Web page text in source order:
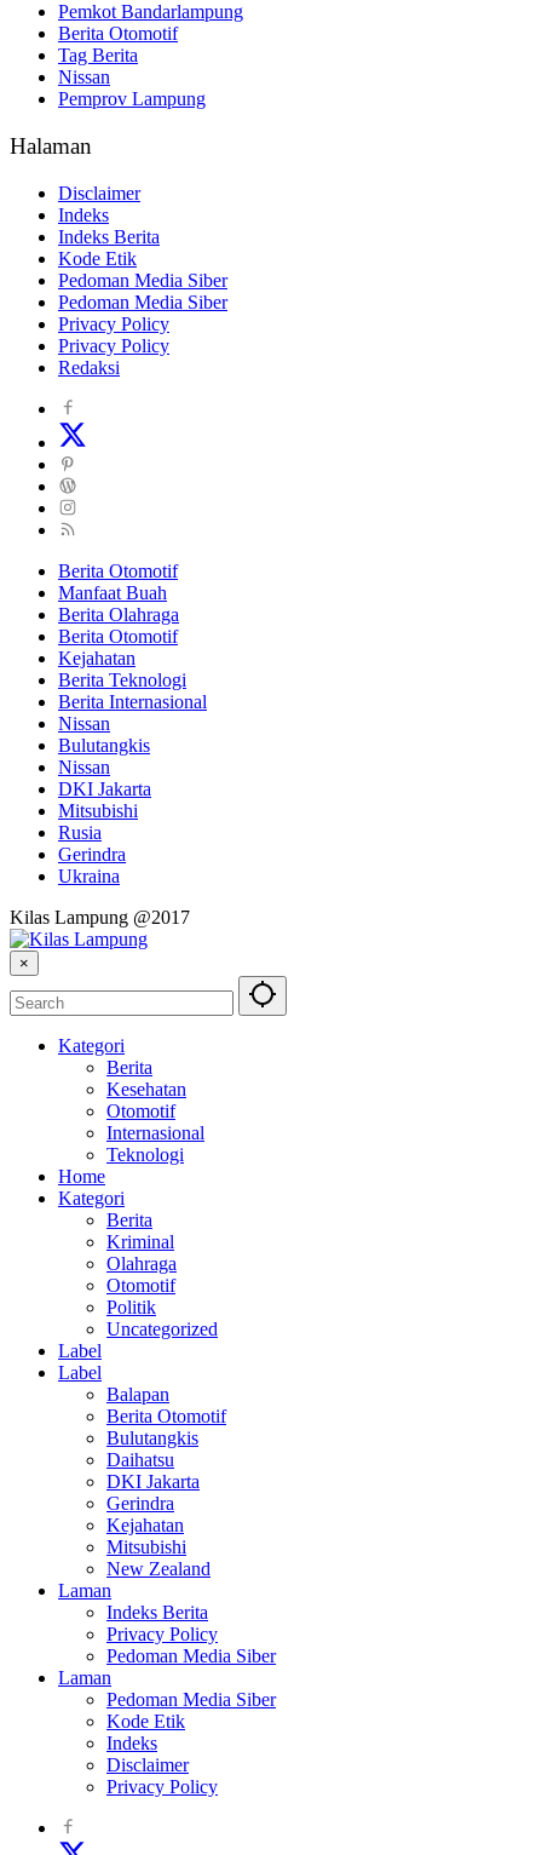
Pemkot Bandarlampung
Berita Otomotif
Tag Berita
Nissan
Pemprov Lampung
Halaman
Disclaimer
Indeks
Indeks Berita
Kode Etik
Pedoman Media Siber
Pedoman Media Siber
Privacy Policy
Privacy Policy
Redaksi
Berita Otomotif
Manfaat Buah
Berita Olahraga
Berita Otomotif
Kejahatan
Berita Teknologi
Berita Internasional
Nissan
Bulutangkis
Nissan
DKI Jakarta
Mitsubishi
Rusia
Gerindra
Ukraina
Kilas Lampung @2017
×
Kategori
Berita
Kesehatan
Otomotif
Internasional
Teknologi
Home
Kategori
Berita
Kriminal
Olahraga
Otomotif
Politik
Uncategorized
Label
Label
Balapan
Berita Otomotif
Bulutangkis
Daihatsu
DKI Jakarta
Gerindra
Kejahatan
Mitsubishi
New Zealand
Laman
Indeks Berita
Privacy Policy
Pedoman Media Siber
Laman
Pedoman Media Siber
Kode Etik
Indeks
Disclaimer
Privacy Policy